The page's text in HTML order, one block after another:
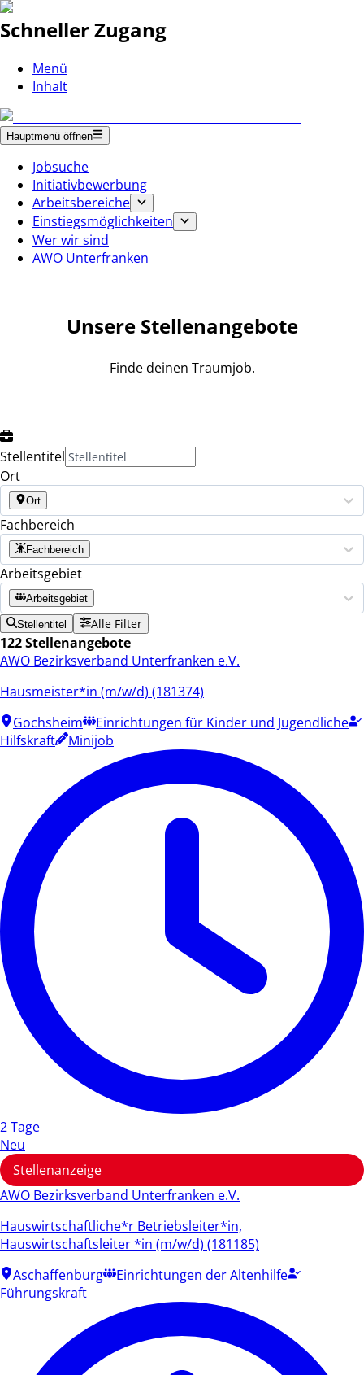
Schneller Zugang
Menü
Inhalt
Hauptmenü öffnen
Jobsuche
Initiativbewerbung
Arbeitsbereiche
Einstiegsmöglichkeiten
Wer wir sind
AWO Unterfranken
Unsere Stellenangebote
Finde deinen Traumjob.
Stellentitel
Ort
Ort
Fachbereich
Fachbereich
Arbeitsgebiet
Arbeitsgebiet
Stellentitel Alle Filter
122 Stellenangebote
AWO Bezirksverband Unterfranken e.V.
Hausmeister*in (m/w/d) (181374)
Gochsheim
Einrichtungen für Kinder und Jugendliche
Hilfskraft
Minijob
2 Tage
Neu
Stellenanzeige
AWO Bezirksverband Unterfranken e.V.
Hauswirtschaftliche*r Betriebsleiter*in,
Hauswirtschaftsleiter *in (m/w/d) (181185)
Aschaffenburg
Einrichtungen der Altenhilfe
Führungskraft